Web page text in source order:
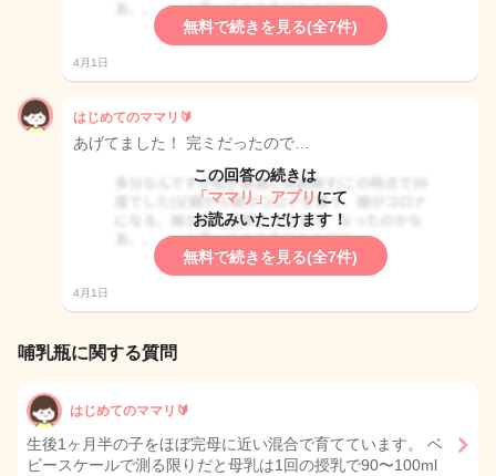
無料で続きを見る(全7件)
4月1日
はじめてのママリ🔰
あげてました！ 完ミだったので…
この回答の続きは
「ママリ」アプリ にて
お読みいただけます！
無料で続きを見る(全7件)
4月1日
哺乳瓶に関する質問
はじめてのママリ🔰
生後1ヶ月半の子をほぼ完母に近い混合で育てています。 ベ
ビースケールで測る限りだと母乳は1回の授乳で90〜100ml